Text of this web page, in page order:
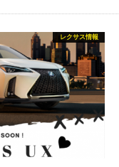
レクサス情報